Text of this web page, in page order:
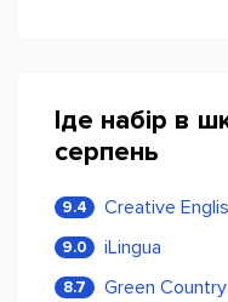
Іде набір в
серпень
9.4 Creative
9.0 iLingua
8.7 Green Country